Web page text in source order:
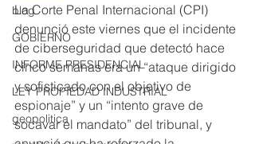
blog
GOBIERNO
INFORME PRESIDENCIAL
LEY PROPIEDAD INDUSTRIAL
geopolitica
La Corte Penal Internacional (CPI)
denunció este viernes que el incidente
de ciberseguridad que detectó hace
cinco semanas era un “ataque dirigido
y sofisticado con el objetivo de
espionaje” y un “intento grave de
socavar el mandato” del tribunal, y